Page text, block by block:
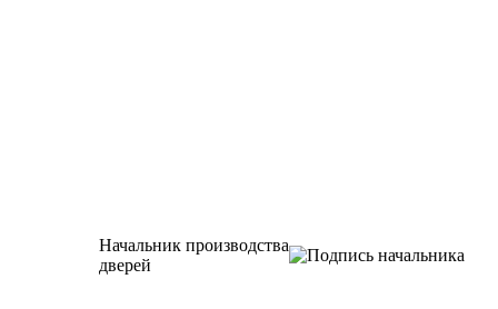
Начальник производства
дверей